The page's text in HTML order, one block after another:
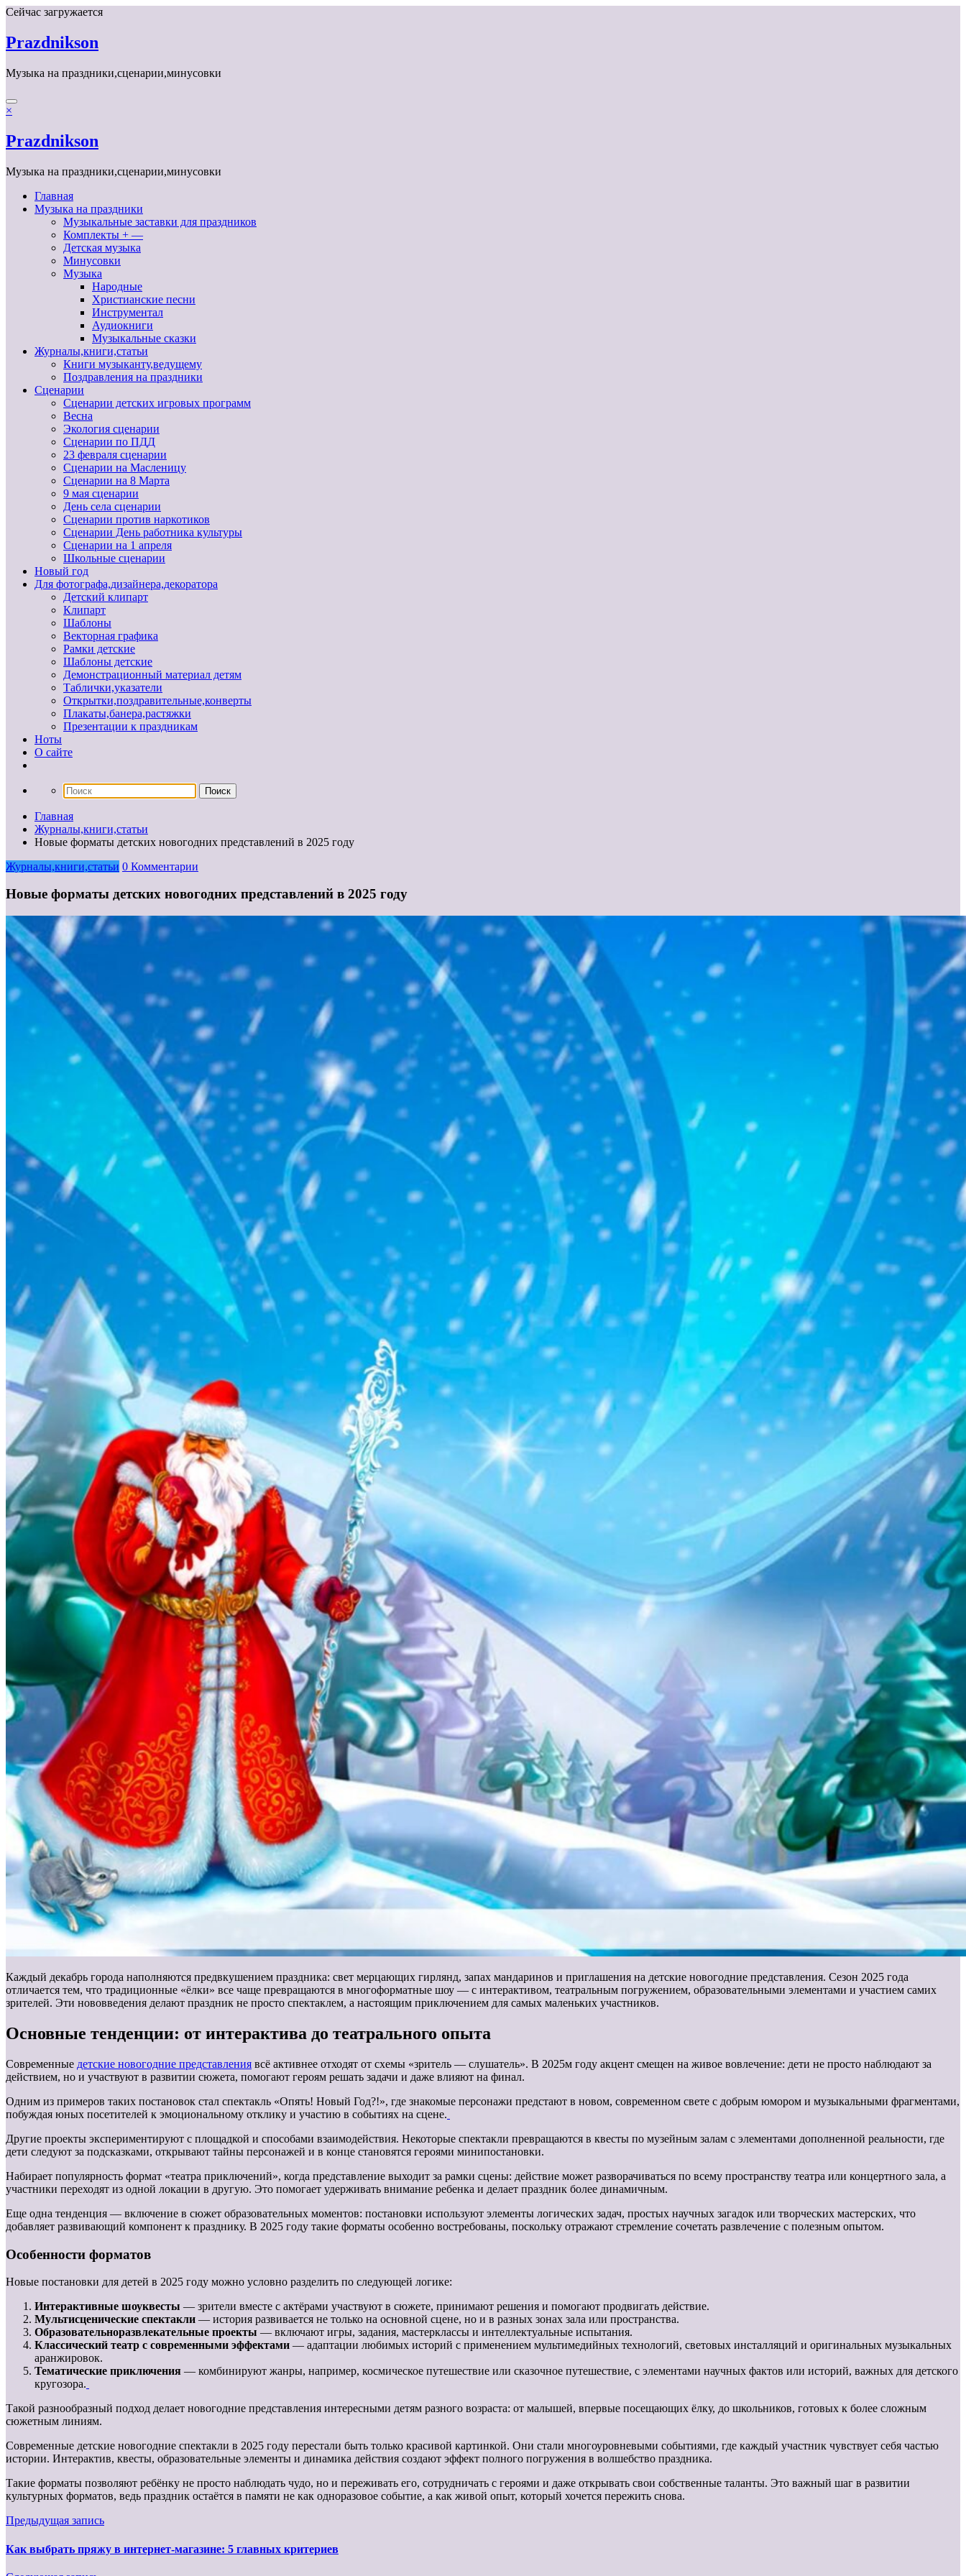
Перейти
содержимому
Сейчас загружается
Prazdnikson
Музыка на праздники,сценарии,минусовки
×
Prazdnikson
Музыка на праздники,сценарии,минусовки
Главная
Музыка на праздники
Музыкальные заставки для праздников
Комплекты + —
Детская музыка
Минусовки
Музыка
Народные
Христианские песни
Инструментал
Аудиокниги
Музыкальные сказки
Журналы,книги,статьи
Книги музыканту,ведущему
Поздравления на праздники
Сценарии
Сценарии детских игровых программ
Весна
Экология сценарии
Сценарии по ПДД
23 февраля сценарии
Сценарии на Масленицу
Сценарии на 8 Марта
9 мая сценарии
День села сценарии
Сценарии против наркотиков
Сценарии День работника культуры
Сценарии на 1 апреля
Школьные сценарии
Новый год
Для фотографа,дизайнера,декоратора
Детский клипарт
Клипарт
Шаблоны
Векторная графика
Рамки детские
Шаблоны детские
Демонстрационный материал детям
Таблички,указатели
Открытки,поздравительные,конверты
Плакаты,банера,растяжки
Презентации к праздникам
Ноты
О сайте
Главная
Журналы,книги,статьи
Новые форматы детских новогодних представлений в 2025 году
Журналы,книги,статьи 0 Комментарии
Новые форматы детских новогодних представлений в 2025 году
Каждый декабрь города наполняются предвкушением праздника: свет мерцающих гирлянд, запах мандаринов и приглашения на детские новогодние представления. Сезон 2025 года
отличается тем, что традиционные «ёлки» все чаще превращаются в многоформатные шоу — с интерактивом, театральным погружением, образовательными элементами и участием самих
зрителей. Эти нововведения делают праздник не просто спектаклем, а настоящим приключением для самых маленьких участников.
Основные тенденции: от интерактива до театрального опыта
Современные детские новогодние представления всё активнее отходят от схемы «зритель — слушатель». В 2025м году акцент смещен на живое вовлечение: дети не просто наблюдают за
действием, но и участвуют в развитии сюжета, помогают героям решать задачи и даже влияют на финал.
Одним из примеров таких постановок стал спектакль «Опять! Новый Год?!», где знакомые персонажи предстают в новом, современном свете с добрым юмором и музыкальными фрагментами,
побуждая юных посетителей к эмоциональному отклику и участию в событиях на сцене.
Другие проекты экспериментируют с площадкой и способами взаимодействия. Некоторые спектакли превращаются в квесты по музейным залам с элементами дополненной реальности, где
дети следуют за подсказками, открывают тайны персонажей и в конце становятся героями минипостановки.
Набирает популярность формат «театра приключений», когда представление выходит за рамки сцены: действие может разворачиваться по всему пространству театра или концертного зала, а
участники переходят из одной локации в другую. Это помогает удерживать внимание ребенка и делает праздник более динамичным.
Еще одна тенденция — включение в сюжет образовательных моментов: постановки используют элементы логических задач, простых научных загадок или творческих мастерских, что
добавляет развивающий компонент к празднику. В 2025 году такие форматы особенно востребованы, поскольку отражают стремление сочетать развлечение с полезным опытом.
Особенности форматов
Новые постановки для детей в 2025 году можно условно разделить по следующей логике:
Интерактивные шоуквесты — зрители вместе с актёрами участвуют в сюжете, принимают решения и помогают продвигать действие.
Мультисценические спектакли — история развивается не только на основной сцене, но и в разных зонах зала или пространства.
Образовательноразвлекательные проекты — включают игры, задания, мастерклассы и интеллектуальные испытания.
Классический театр с современными эффектами — адаптации любимых историй с применением мультимедийных технологий, световых инсталляций и оригинальных музыкальных
аранжировок.
Тематические приключения — комбинируют жанры, например, космическое путешествие или сказочное путешествие, с элементами научных фактов или историй, важных для детского
кругозора.
Такой разнообразный подход делает новогодние представления интересными детям разного возраста: от малышей, впервые посещающих ёлку, до школьников, готовых к более сложным
сюжетным линиям.
Современные детские новогодние спектакли в 2025 году перестали быть только красивой картинкой. Они стали многоуровневыми событиями, где каждый участник чувствует себя частью
истории. Интерактив, квесты, образовательные элементы и динамика действия создают эффект полного погружения в волшебство праздника.
Такие форматы позволяют ребёнку не просто наблюдать чудо, но и переживать его, сотрудничать с героями и даже открывать свои собственные таланты. Это важный шаг в развитии
культурных форматов, ведь праздник остаётся в памяти не как одноразовое событие, а как живой опыт, который хочется пережить снова.
Предыдущая запись
Как выбрать пряжу в интернет-магазине: 5 главных критериев